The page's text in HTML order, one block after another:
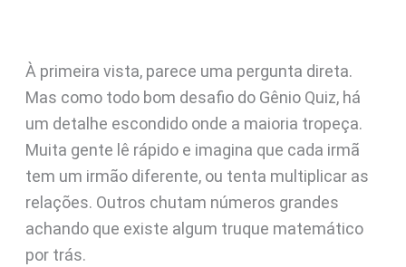
À primeira vista, parece uma pergunta direta.
Mas como todo bom desafio do Gênio Quiz, há
um detalhe escondido onde a maioria tropeça.
Muita gente lê rápido e imagina que cada irmã
tem um irmão diferente, ou tenta multiplicar as
relações. Outros chutam números grandes
achando que existe algum truque matemático
por trás.